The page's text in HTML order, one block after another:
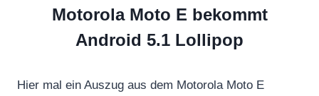
Motorola Moto E bekommt
Android 5.1 Lollipop
Hier mal ein Auszug aus dem Motorola Moto E